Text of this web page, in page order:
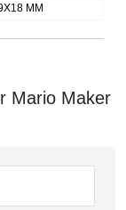
MM
Mario Maker